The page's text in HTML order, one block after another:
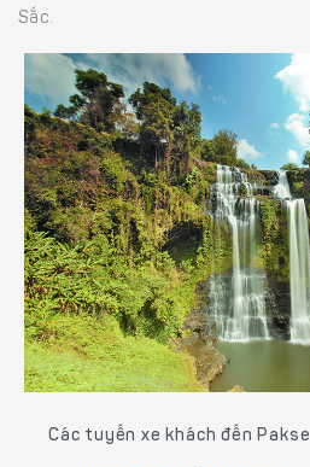
Sắc.
Các tuyến xe khách đến Pakse